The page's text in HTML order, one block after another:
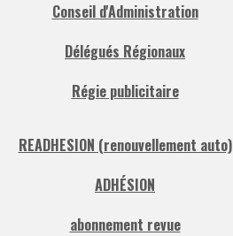
Conseil d'Administration
Délégués Régionaux
Régie publicitaire
READHESION (renouvellement auto)
ADHÉSION
abonnement revue